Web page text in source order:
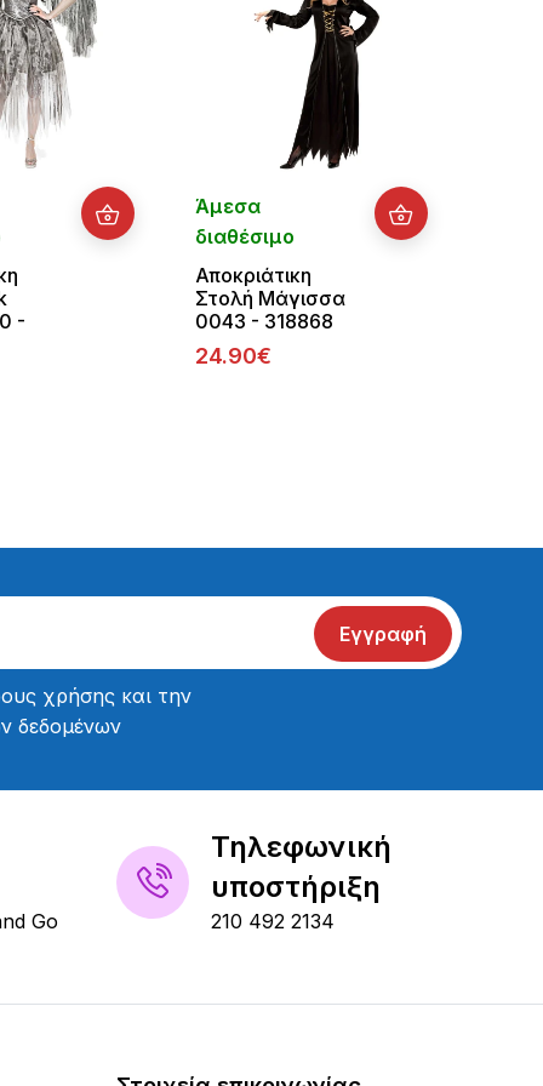
-
Άμεσα
διαθέσιμο
Αποκριάτικη
Στολή Μάγισσα
0043 - 318868
24.90€
Εγγραφή
χρήσης και την
δεδομένων
Go
Τηλεφωνική
υποστήριξη
210 492 2134